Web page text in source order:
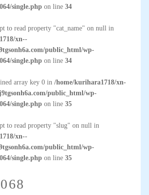
single.phpon line 34
to read property "cat_name" on null in
xn--
public_html/wp-
single.phpon line 34
array key 0 in /home/kurihara1718/xn-
public_html/wp-
single.phpon line 35
to read property "slug" on null in
xn--
public_html/wp-
single.phpon line 35